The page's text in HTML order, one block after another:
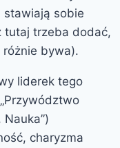
stawiają sobie
tutaj trzeba dodać,
bywa).
liderek tego
charyzma